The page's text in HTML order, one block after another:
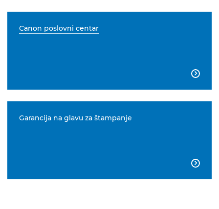
Canon poslovni centar

Garancija na glavu za štampanje
